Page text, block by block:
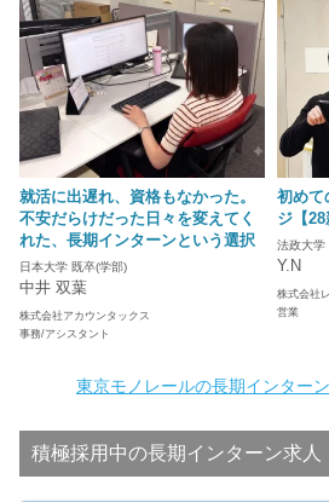
就活に出遅れ、資格もなかった。
不安だらけだった日々を変えてく
れた、長期インターンという選択
日本大学 既卒(学部)
中井 双葉
株式会社アカウンタックス
事務/アシスタント
初めて
ジ【28
法政大学
Y.N
株式会社
営業
東京モノレールの長期インター
積極採用中の長期インターン求人